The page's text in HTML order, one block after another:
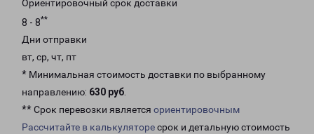
Ориентировочный срок доставки
8 - 8**
Дни отправки
вт, ср, чт, пт
* Минимальная стоимость доставки по выбранному
направлению: 630 руб.
** Срок перевозки является ориентировочным
Рассчитайте в калькуляторесрок и детальную стоимость